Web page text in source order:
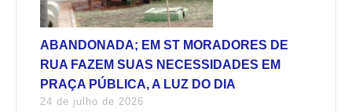
ABANDONADA; EM ST MORADORES DE
RUA FAZEM SUAS NECESSIDADES EM
PRAÇA PÚBLICA, A LUZ DO DIA
24 de julho de 2026